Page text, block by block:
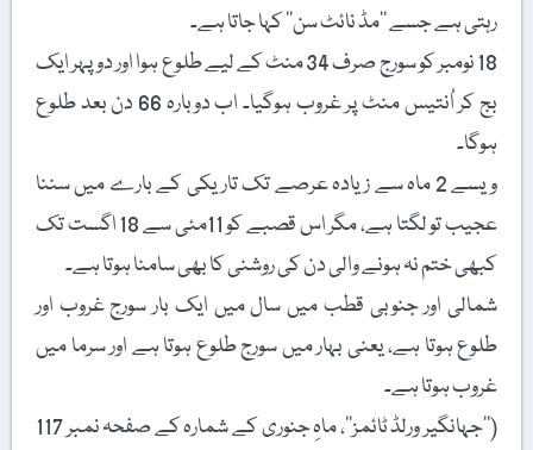
رہتی ہے جسے ’’مڈ نائٹ سن‘‘ کہا جاتا ہے۔
18 نومبر کو سورج صرف 34 منٹ کے لیے طلوع ہوا اور دوپہر ایک
بج کر اُنتیس منٹ پر غروب ہوگیا۔ اب دوبارہ 66 دن بعد طلوع
ہوگا۔
ویسے 2 ماہ سے زیادہ عرصے تک تاریکی کے بارے میں سننا
عجیب تو لگتا ہے، مگر اس قصبے کو 11مئی سے 18 اگست تک
کبھی ختم نہ ہونے والی دن کی روشنی کا بھی سامنا ہوتا ہے۔
شمالی اور جنوبی قطب میں سال میں ایک بار سورج غروب اور
طلوع ہوتا ہے، یعنی بہار میں سورج طلوع ہوتا ہے اور سرما میں
غروب ہوتا ہے۔
(’’جہانگیر ورلڈ ٹائمز‘‘، ماہِ جنوری کے شمارہ کے صفحہ نمبر 117